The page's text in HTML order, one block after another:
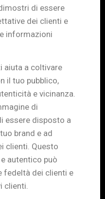
di essere
dei clienti e
informazioni
aiuta a coltivare
il tuo pubblico,
e vicinanza.
di
essere disposto a
brand e ad
clienti. Questo
autentico può
fedeltà dei clienti e
clienti.